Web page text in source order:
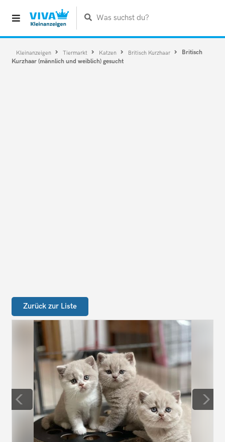
Was suchst du?
Kleinanzeigen Tiermarkt Katzen Britisch Kurzhaar
Britisch
Kurzhaar (männlich und weiblich) gesucht
Zurück zur Liste